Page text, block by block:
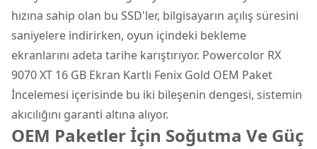
hızına sahip olan bu SSD'ler, bilgisayarın açılış süresini
saniyelere indirirken, oyun içindeki bekleme
ekranlarını adeta tarihe karıştırıyor. Powercolor RX
9070 XT 16 GB Ekran Kartlı Fenix Gold OEM Paket
İncelemesi içerisinde bu iki bileşenin dengesi, sistemin
akıcılığını garanti altına alıyor.
OEM Paketler İçin Soğutma Ve Güç